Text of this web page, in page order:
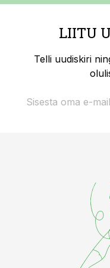
LIITU
Telli uudiskiri